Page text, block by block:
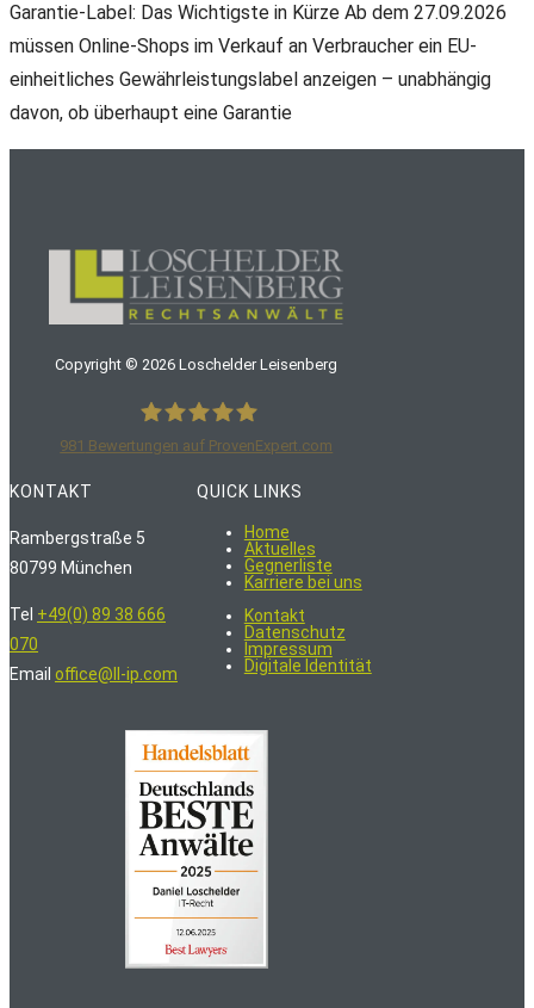
Garantie-Label: Das Wichtigste in Kürze Ab dem 27.09.2026
müssen Online-Shops im Verkauf an Verbraucher ein EU-
einheitliches Gewährleistungslabel anzeigen – unabhängig
davon, ob überhaupt eine Garantie
Copyright ©2026 Loschelder Leisenberg
LoschelderLeisenberg Rechtsanwälte
981 Bewertungen auf ProvenExpert.com
KONTAKT
Rambergstraße 5
80799 München
Tel +49(0) 89 38 666
070
Email office@ll-ip.com
QUICK LINKS
Home
Aktuelles
Gegnerliste
Karriere bei uns
Kontakt
Datenschutz
Impressum
Digitale Identität